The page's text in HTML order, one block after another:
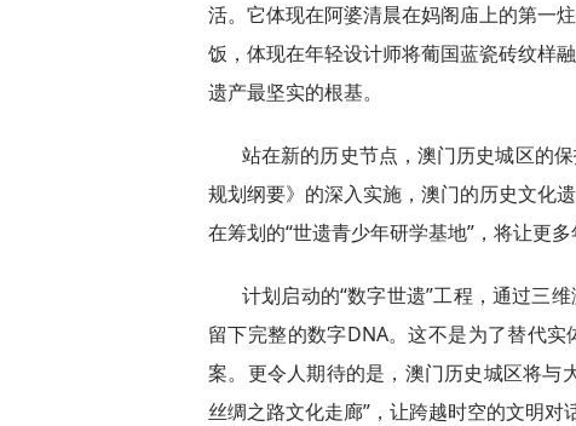
活。它体现在阿婆清晨在妈阁庙上的第一
饭，体现在年轻设计师将葡国蓝瓷砖纹样
遗产最坚实的根基。
站在新的历史节点，澳门历史城区的
规划纲要》的深入实施，澳门的历史文化
在筹划的“世遗青少年研学基地”，将让更
计划启动的“数字世遗”工程，通过三
留下完整的数字DNA。这不是为了替代
案。更令人期待的是，澳门历史城区将与
丝绸之路文化走廊”，让跨越时空的文明对